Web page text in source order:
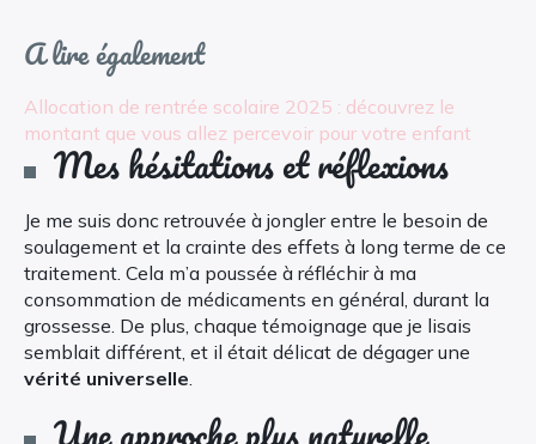
A lire également
Allocation de rentrée scolaire 2025 : découvrez le
montant que vous allez percevoir pour votre enfant
Mes hésitations et réflexions
Je me suis donc retrouvée à jongler entre le besoin de
soulagement et la crainte des effets à long terme de ce
traitement. Cela m’a poussée à réfléchir à ma
consommation de médicaments en général, durant la
grossesse. De plus, chaque témoignage que je lisais
semblait différent, et il était délicat de dégager une
vérité universelle